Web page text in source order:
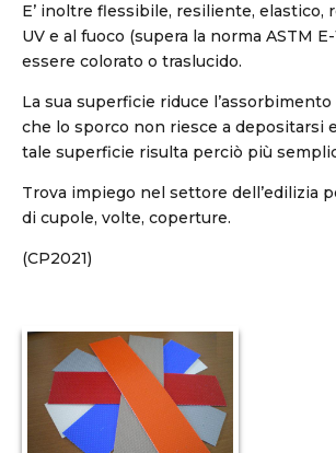
E’ inoltre flessibile, resiliente, elastico,
UV e al fuoco (supera la norma ASTM
essere colorato o traslucido.
La sua superficie riduce
che lo sporco non riesce a depositarsi
tale superficie risulta perciò più
Trova impiego nel settore dell’edilizia
di cupole, volte, coperture.
(CP2021)